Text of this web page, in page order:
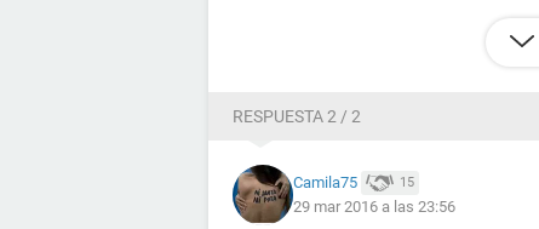
RESPUESTA 2 / 2
Camila75 15
29 mar 2016 a las 23:56